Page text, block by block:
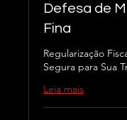
Defesa de
Fina
Regularização
Segura para Sua
Leia mais